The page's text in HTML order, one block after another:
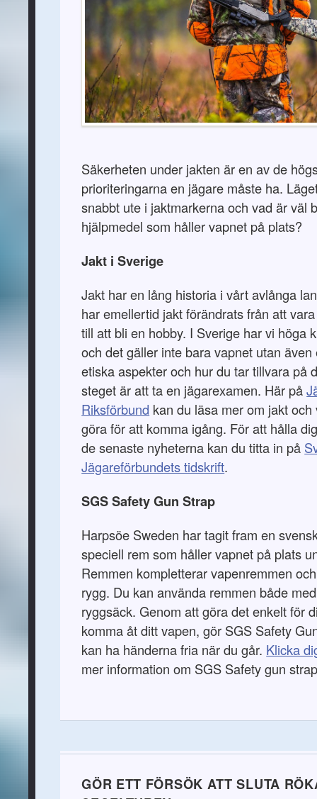
Säkerheten under jakten är en av de
prioriteringarna en jägare måste ha.
snabbt ute i jaktmarkerna och vad är väl
hjälpmedel som håller vapnet på plats?
Jakt i Sverige
Jakt har en lång historia i vårt avlånga
har emellertid jakt förändrats från att
till att bli en hobby. I Sverige har vi höga
och det gäller inte bara vapnet utan även
etiska aspekter och hur du tar tillvara på
steget är att ta en jägarexamen. Här på
Riksförbund kan du läsa mer om jakt
göra för att komma igång. För att hålla
de senaste nyheterna kan du titta in på
Jägareförbundets tidskrift.
SGS Safety Gun Strap
Harpsöe Sweden har tagit fram en
speciell rem som håller vapnet på plats
Remmen kompletterar vapenremmen
rygg. Du kan använda remmen både
ryggsäck. Genom att göra det enkelt för
komma åt ditt vapen, gör SGS Safety
kan ha händerna fria när du går. Klicka
mer information om SGS Safety gun
GÖR ETT FÖRSÖK ATT SLUTA